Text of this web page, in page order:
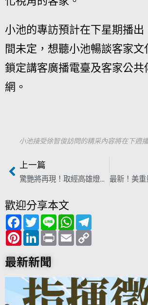
小池的專訪預計在下星期播出
間未定，想聽小池暢談客家文
鎖定講客廣播電臺及客家公共
網。
小池接受徐智俊訪問的精采內容將在下週
上一篇
驚艷將再現！取經高雄燈會 2023世客博在桃園「讓客家被看見」
歡迎分享本文
F
a
c
e
b
o
o
k
T
w
i
t
t
e
r
L
i
n
e
W
h
a
t
s
p m
P
i
n
t
e
r
e
s
t
L
i
n
k
e
d
I
n
P
r
i
E
m
a
n
k
最新新聞